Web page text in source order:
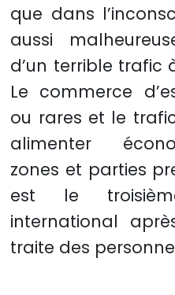
que dans
aussi
d’un terrible trafic
Le commerce
ou rares et le
alimenter
zones et parties
est le
international
traite des